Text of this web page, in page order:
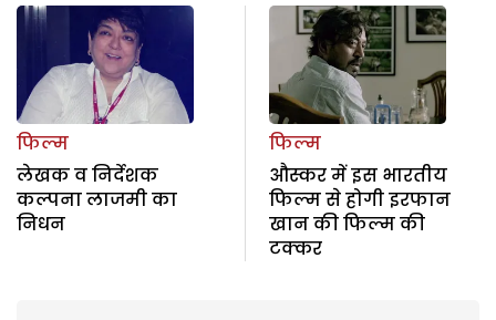
फिल्म
लेखक व निर्देशक
कल्पना लाजमी का
निधन
फिल्म
औस्कर में इस भारतीय
फिल्म से होगी इरफान
खान की फिल्म की
टक्कर